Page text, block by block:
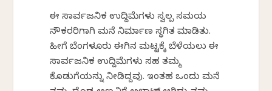
ಈ ಸಾರ್ವಜನಿಕ ಉದ್ದಿಮೆಗಳು ಸ್ವಲ್ಪ ಸಮಯ
ನೌಕರರಿಗಾಗಿ ಮನೆ ನಿರ್ಮಾಣ ಸ್ಥಗಿತ ಮಾಡಿತು.
ಹೀಗೆ ಬೆಂಗಳೂರು ಈಗಿನ ಮಟ್ಟಕ್ಕೆ ಬೆಳೆಯಲು ಈ
ಸಾರ್ವಜನಿಕ ಉದ್ದಿಮೆಗಳು ಸಹ ತಮ್ಮ
ಕೊಡುಗೆಯನ್ನು ನೀಡಿದ್ದವು. ಇಂತಹ ಒಂದು ಮನೆ